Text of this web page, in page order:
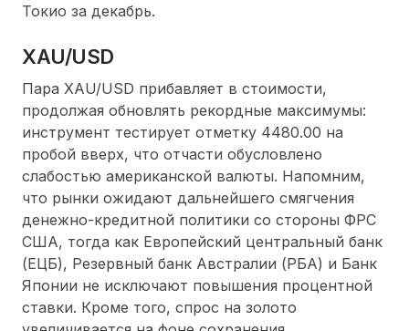
Токио за декабрь.
XAU/USD
Пара XAU/USD прибавляет в стоимости,
продолжая обновлять рекордные максимумы:
инструмент тестирует отметку 4480.00 на
пробой вверх, что отчасти обусловлено
слабостью американской валюты. Напомним,
что рынки ожидают дальнейшего смягчения
денежно-кредитной политики со стороны ФРС
США, тогда как Европейский центральный банк
(ЕЦБ), Резервный банк Австралии (РБА) и Банк
Японии не исключают повышения процентной
ставки. Кроме того, спрос на золото